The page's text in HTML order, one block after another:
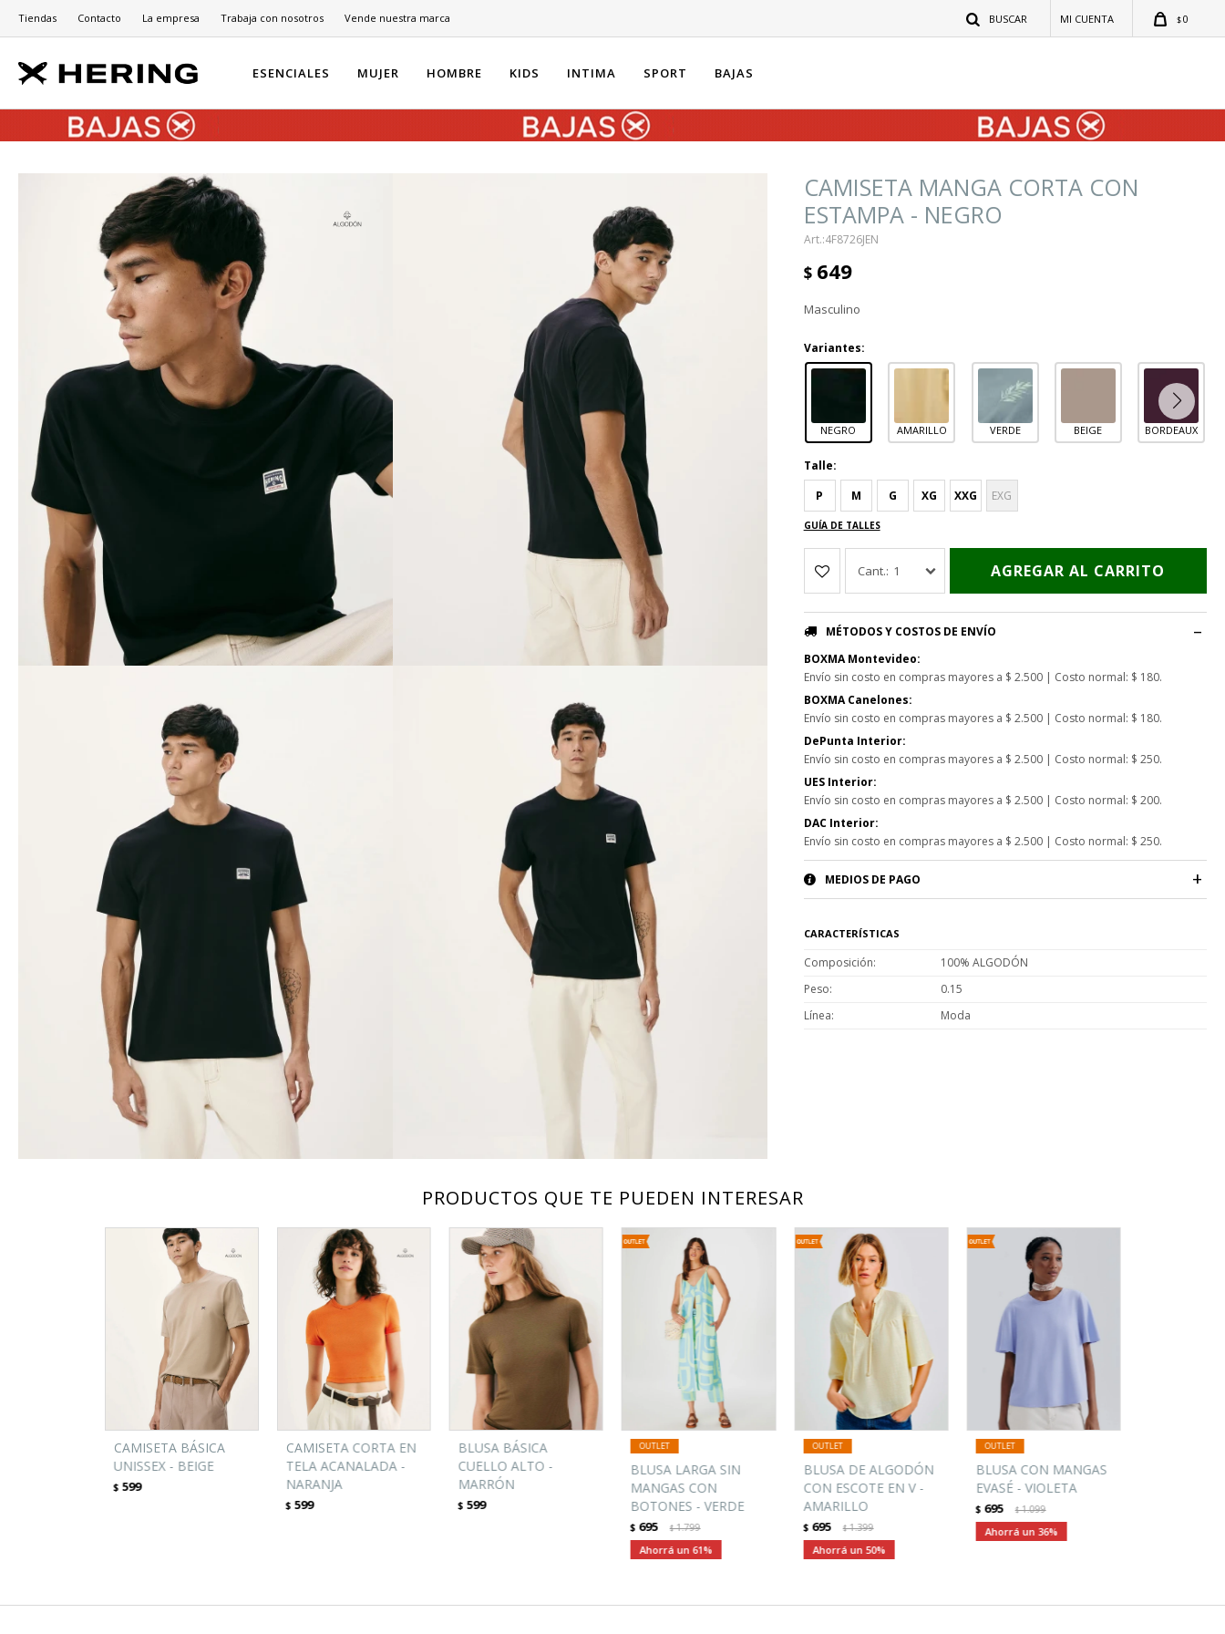
ESENCIALES MUJER HOMBRE KIDS INTIMA SPORT BAJAS
$0
Tiendas Contacto La empresa Trabaja con nosotros Vende nuestra marca
CAMISETA MANGA CORTA CON
ESTAMPA - NEGRO
4F8726JEN
$ 649
Masculino
Variantes:
NEGRO AMARILLO VERDE BEIGE BORDEAUX
Talle:
P
M G XG XXG EXG
GUÍA DE TALLES
1 AGREGAR AL CARRITO
MÉTODOS Y COSTOS DE ENVÍO
BOXMA Montevideo:
Envío sin costo en compras mayores a $ 2.500 | Costo normal: $ 180.
BOXMA Canelones:
Envío sin costo en compras mayores a $ 2.500 | Costo normal: $ 180.
DePunta Interior:
Envío sin costo en compras mayores a $ 2.500 | Costo normal: $ 250.
UES Interior:
Envío sin costo en compras mayores a $ 2.500 | Costo normal: $ 200.
DAC Interior:
Envío sin costo en compras mayores a $ 2.500 | Costo normal: $ 250.
MEDIOS DE PAGO
CARACTERÍSTICAS
Composición
100% ALGODÓN
Peso
0.15
Línea
Moda
PRODUCTOS QUE TE PUEDEN INTERESAR
CAMISETA BÁSICA
UNISSEX - BEIGE
$ 599
CAMISETA CORTA EN
TELA ACANALADA -
NARANJA
$ 599
BLUSA BÁSICA
CUELLO ALTO -
MARRÓN
$ 599
BLUSA LARGA SIN
MANGAS CON
BOTONES - VERDE
$ 695 $1.799
61
BLUSA DE ALGODÓN
CON ESCOTE EN V -
AMARILLO
$ 695 $1.399
50
BLUSA CON MANGAS
EVASÉ - VIOLETA
$ 695 $1.099
36